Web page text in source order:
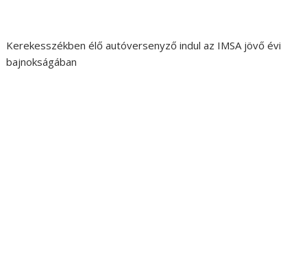
Kerekesszékben élő autóversenyző indul az IMSA jövő évi
bajnokságában